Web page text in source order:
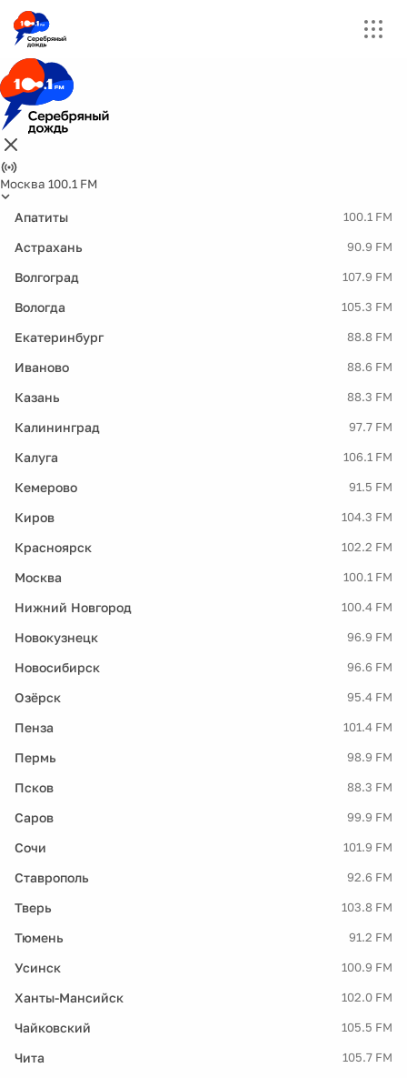
Москва 100.1 FM
Апатиты 100.1 FM
Астрахань 90.9 FM
Волгоград 107.9 FM
Вологда 105.3 FM
Екатеринбург 88.8 FM
Иваново 88.6 FM
Казань 88.3 FM
Калининград 97.7 FM
Калуга 106.1 FM
Кемерово 91.5 FM
Киров 104.3 FM
Красноярск 102.2 FM
Москва 100.1 FM
Нижний Новгород 100.4 FM
Новокузнецк 96.9 FM
Новосибирск 96.6 FM
Озёрск 95.4 FM
Пенза 101.4 FM
Пермь 98.9 FM
Псков 88.3 FM
Саров 99.9 FM
Сочи 101.9 FM
Ставрополь 92.6 FM
Тверь 103.8 FM
Тюмень 91.2 FM
Усинск 100.9 FM
Ханты-Мансийск 102.0 FM
Чайковский 105.5 FM
Чита 105.7 FM